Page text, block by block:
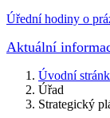
Úřední hodiny o
Aktuální
Úvodní
Úřad
Strategický